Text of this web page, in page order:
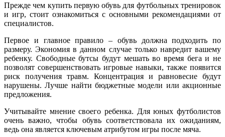
Прежде чем купить первую обувь для футбольных тренировок
и игр, стоит ознакомиться с основными рекомендациями от
специалистов.
Первое и главное правило – обувь должна подходить по
размеру. Экономия в данном случае только навредит вашему
ребенку. Свободные бутсы будут мешать во время бега и не
позволят совершенствовать игровые навыки, также появится
риск получения травм. Концентрация и равновесие будут
нарушены. Лучше найти бюджетные модели или акционные
предложения.
Учитывайте мнение своего ребенка. Для юных футболистов
очень важно, чтобы обувь соответствовала их ожиданиям,
ведь она является ключевым атрибутом игры после мяча.